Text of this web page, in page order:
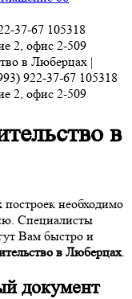
37-67 105318
2, офис 2-509
922-37-67 105318
2, офис 2-509
в
необходимо
Специалисты
Вам быстро и
в Люберцах.
документ